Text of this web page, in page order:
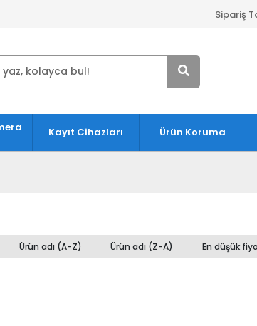
Sipariş
Kayıt Cihazları Ürün Koruma
Ürün adı (A-Z) Ürün adı (Z-A) En düşük